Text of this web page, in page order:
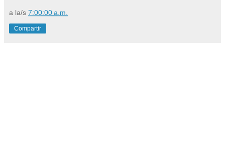
a la/s 7:00:00 a.m.
Compartir